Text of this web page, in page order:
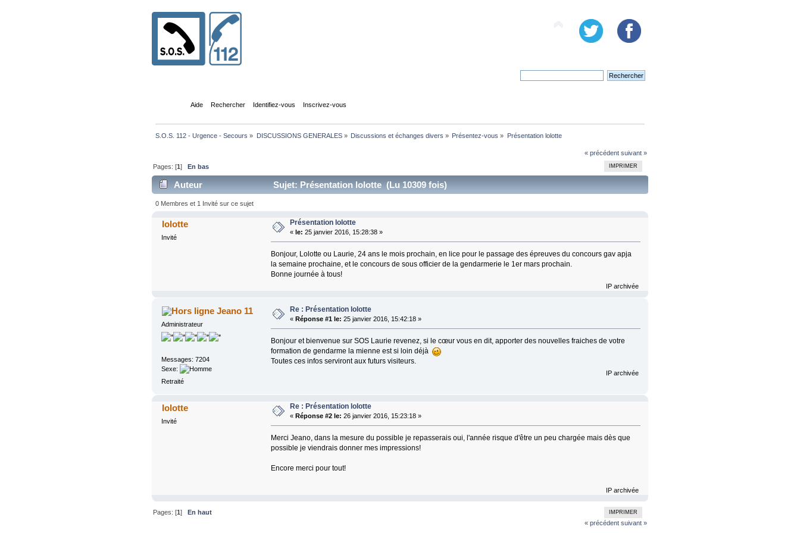
Aide Rechercher Identifiez-vous Inscrivez-vous
S.O.S. 112 - Urgence - Secours » DISCUSSIONS GENERALES» Discussions et échanges divers » Présentez-vous » Présentation lolotte
« précédent suivant »
IMPRIMER
Pages: [1]En bas
Auteur Sujet: Présentation lolotte (Lu 10309 fois)
0 Membres et 1 Invité sur ce sujet
lolotte
Invité
Présentation lolotte
«le: 25 janvier 2016, 15:28:38 »
Bonjour, Lolotte ou Laurie, 24 ans le mois prochain, en lice pour le passage des épreuves du concours gav apja
la semaine prochaine, et le concours de sous officier de la gendarmerie le 1er mars prochain.
Bonne journée à tous!
IP archivée
Jeano 11
Administrateur
Messages: 7204
Sexe:
Retraité
Re : Présentation lolotte
« Réponse #1 le: 25 janvier 2016, 15:42:18 »
Bonjour et bienvenue sur SOS Laurie revenez, si le cœur vous en dit, apporter des nouvelles fraiches de votre
formation de gendarme la mienne est si loin déjà
Toutes ces infos serviront aux futurs visiteurs.
IP archivée
lolotte
Invité
Re : Présentation lolotte
« Réponse #2 le: 26 janvier 2016, 15:23:18 »
Merci Jeano, dans la mesure du possible je repasserais oui, l'année risque d'être un peu chargée mais dès que
possible je viendrais donner mes impressions!
Encore merci pour tout!
IP archivée
IMPRIMER
Pages: [1]
En haut
« précédent suivant »